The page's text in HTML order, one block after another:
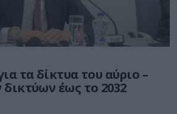
τα δίκτυα του αύριο –
δικτύων έως το 2032